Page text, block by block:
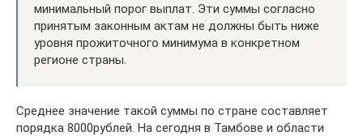
минимальный порог выплат. Эти суммы согласно
принятым законным актам не должны быть ниже
уровня прожиточного минимума в конкретном
регионе страны.
Среднее значение такой суммы по стране составляет
порядка 8000рублей. На сегодня в Тамбове и области